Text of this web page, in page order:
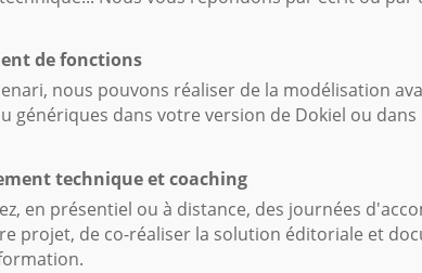
de fonctions
nous pouvons réaliser de la modélisation
génériques dans votre version de Dokiel ou
technique et coaching
en présentiel ou à distance, des journées
projet, de co-réaliser la solution éditoriale et